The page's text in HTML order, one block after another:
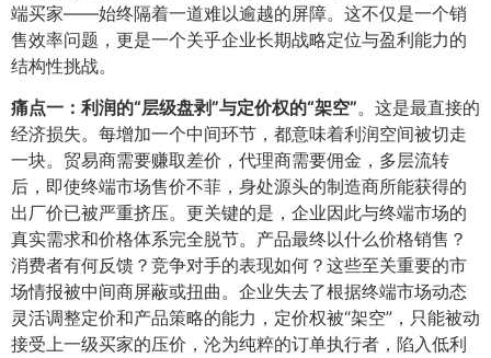
端买家——始终隔着一道难以逾越的屏障。这不仅是一个销
售效率问题，更是一个关乎企业长期战略定位与盈利能力的
结构性挑战。
痛点一：利润的“层级盘剥”与定价权的“架空”​​。这是最直接的
经济损失。每增加一个中间环节，都意味着利润空间被切走
一块。贸易商需要赚取差价，代理商需要佣金，多层流转
后，即使终端市场售价不菲，身处源头的制造商所能获得的
出厂价已被严重挤压。更关键的是，企业因此与终端市场的
真实需求和价格体系完全脱节。产品最终以什么价格销售？
消费者有何反馈？竞争对手的表现如何？这些至关重要的市
场情报被中间商屏蔽或扭曲。企业失去了根据终端市场动态
灵活调整定价和产品策略的能力，定价权被“架空”，只能被动
接受上一级买家的压价，沦为纯粹的订单执行者，陷入低利